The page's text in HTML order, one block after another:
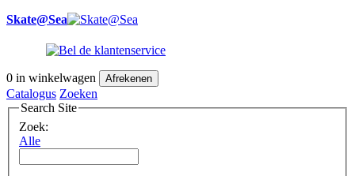
Skate@Sea
0 in winkelwagen Afrekenen
Catalogus Zoeken
Search Site
Zoek:
Alle